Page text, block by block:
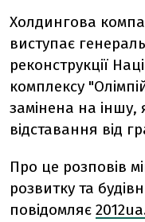
Холдингова
виступає
реконструкції
комплексу
замінена на іншу,
відставання від
Про це розповів
розвитку та
повідомляє